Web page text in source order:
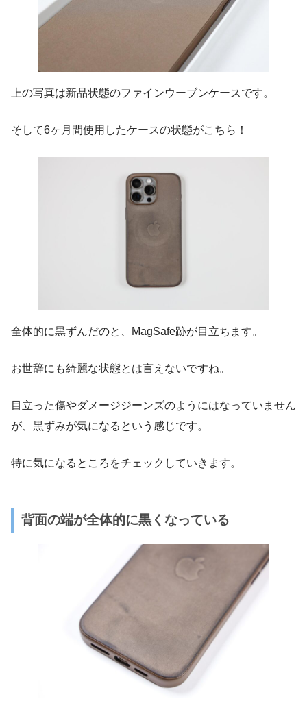
上の写真は新品状態のファインウーブンケースです。
そして6ヶ月間使用したケースの状態がこちら！
全体的に黒ずんだのと、MagSafe跡が目立ちます。
お世辞にも綺麗な状態とは言えないですね。
目立った傷やダメージジーンズのようにはなっていません
が、黒ずみが気になるという感じです。
特に気になるところをチェックしていきます。
背面の端が全体的に黒くなっている